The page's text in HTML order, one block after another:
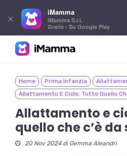
content
Home Prima Infanzia
Allattamento E Ciclo: Tutto Quello
Allattamento e
quello che c’è da
20 Nov 2024 di Gemma Aleandri
×
iMamma
iMamma S.r.l.
Gratis - Su Google Play